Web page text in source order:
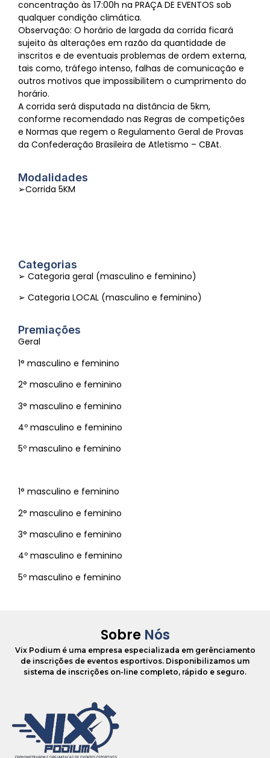
concentração às 17:00h na PRAÇA DE EVENTOS sob
qualquer condição climática.
Observação: O horário de largada da corrida ficará
sujeito às alterações em razão da quantidade de
inscritos e de eventuais problemas de ordem externa,
tais como, tráfego intenso, falhas de comunicação e
outros motivos que impossibilitem o cumprimento do
horário.
A corrida será disputada na distância de 5km,
conforme recomendado nas Regras de competições
e Normas que regem o Regulamento Geral de Provas
da Confederação Brasileira de Atletismo – CBAt.
Modalidades
➢Corrida 5KM
Categorias
➢ Categoria geral (masculino e feminino)
➢ Categoria LOCAL (masculino e feminino)
Premiações
Geral
1° masculino e feminino
2° masculino e feminino
3° masculino e feminino
4º masculino e feminino
5º masculino e feminino
1° masculino e feminino
2° masculino e feminino
3° masculino e feminino
4º masculino e feminino
5º masculino e feminino
Sobre Nós
Vix Podium é uma empresa especializada em gerênciamento
de inscrições de eventos esportivos. Disponibilizamos um
sistema de inscrições on-line completo, rápido e seguro.